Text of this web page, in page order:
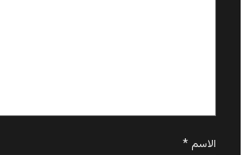
الاسم*